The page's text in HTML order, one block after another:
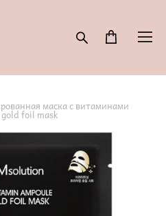
маска с витаминами
foil mask